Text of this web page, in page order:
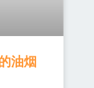
油烟